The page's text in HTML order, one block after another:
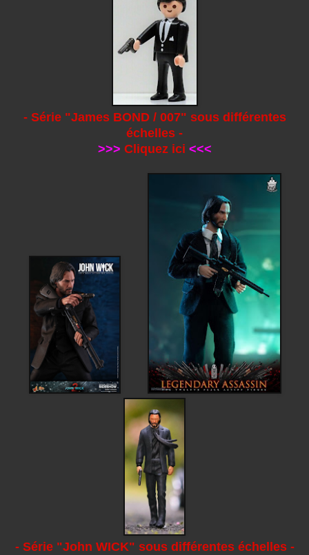
- Série "James BOND / 007" sous différentes
échelles -
>>> Cliquez ici <<<
- Série "John WICK" sous différentes échelles -